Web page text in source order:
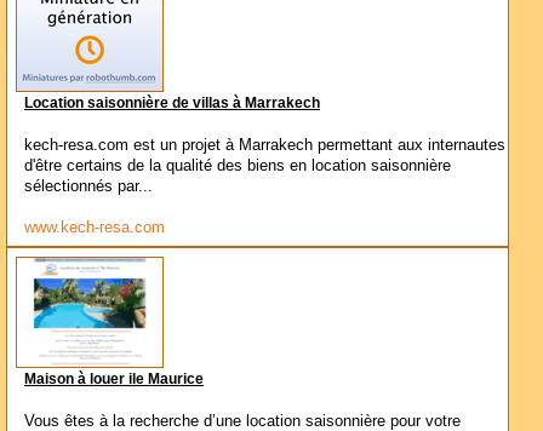
Location saisonnière de villas à Marrakech
kech-resa.com est un projet à Marrakech permettant aux internautes
d'être certains de la qualité des biens en location saisonnière
sélectionnés par...
www.kech-resa.com
Maison à louer ile Maurice
Vous êtes à la recherche d’une location saisonnière pour votre